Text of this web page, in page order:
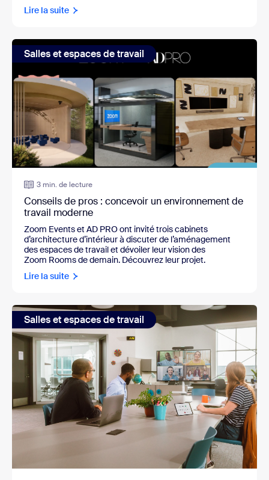
Lire la suite
Salles et espaces de travail
3 min. de lecture
Conseils de pros : concevoir un environnement de
travail moderne
Zoom Events et AD PRO ont invité trois cabinets
d’architecture d’intérieur à discuter de l’aménagement
des espaces de travail et dévoiler leur vision des
Zoom Rooms de demain. Découvrez leur projet.
Lire la suite
Salles et espaces de travail